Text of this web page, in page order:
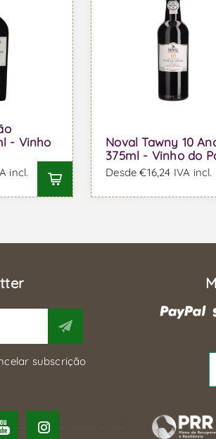
- Vinho
incl.
Noval Tawny 10
375ml - Vinho do
Desde €16,24 IVA incl.
subscrição